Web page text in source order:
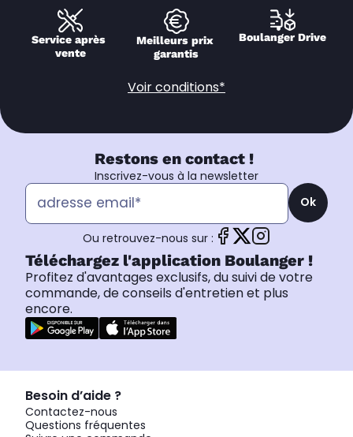
Service après
vente
Meilleurs prix
garantis
Boulanger Drive
Voir conditions*
Restons en contact !
Inscrivez-vous à la newsletter
Ok
Ou retrouvez-nous sur :
Téléchargez l'application Boulanger !
Profitez d'avantages exclusifs, du suivi de votre
commande, de conseils d'entretien et plus
encore.
Besoin d’aide ?
Contactez-nous
Questions fréquentes